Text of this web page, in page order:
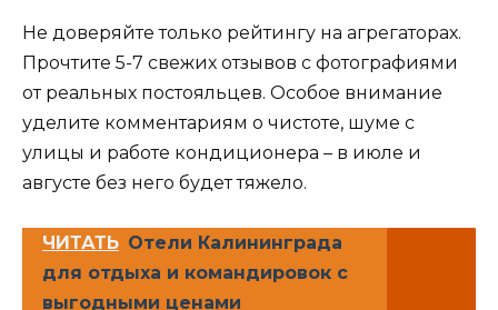
Не доверяйте только рейтингу на агрегаторах.
Прочтите 5-7 свежих отзывов с фотографиями
от реальных постояльцев. Особое внимание
уделите комментариям о чистоте, шуме с
улицы и работе кондиционера – в июле и
августе без него будет тяжело.
ЧИТАТЬ Отели Калининграда
для отдыха и командировок с
выгодными ценами